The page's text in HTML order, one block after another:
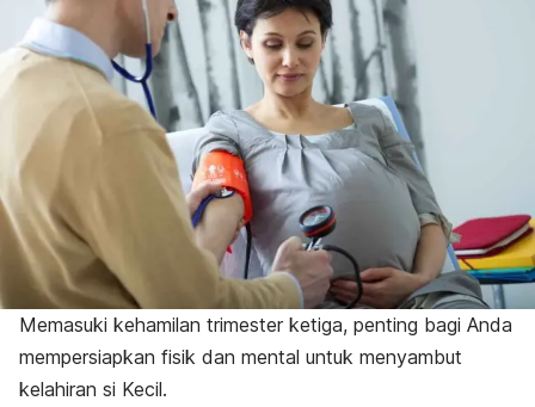
Memasuki kehamilan trimester ketiga, penting bagi Anda
mempersiapkan fisik dan mental untuk menyambut
kelahiran si Kecil.